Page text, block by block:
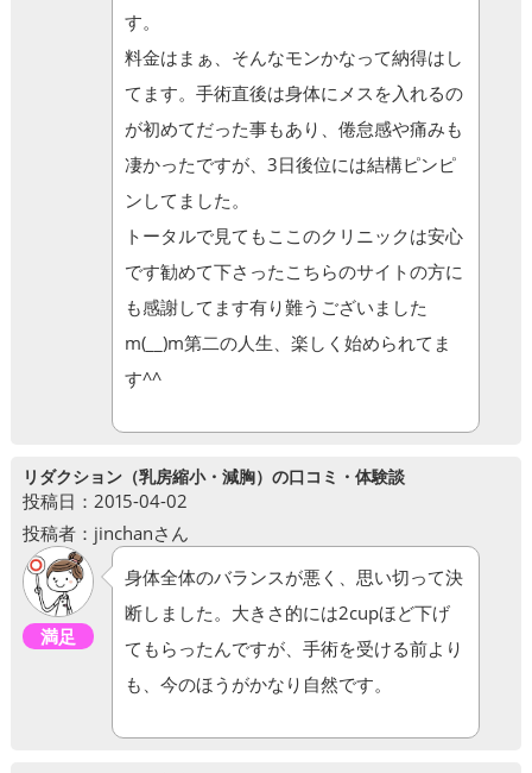
す。
料金はまぁ、そんなモンかなって納得はし
てます。手術直後は身体にメスを入れるの
が初めてだった事もあり、倦怠感や痛みも
凄かったですが、3日後位には結構ピンピ
ンしてました。
トータルで見てもここのクリニックは安心
です勧めて下さったこちらのサイトの方に
も感謝してます有り難うございました
m(__)m第二の人生、楽しく始められてま
す^^
リダクション（乳房縮小・減胸）の口コミ・体験談
投稿日：2015-04-02
投稿者：jinchanさん
満足
身体全体のバランスが悪く、思い切って決
断しました。大きさ的には2cupほど下げ
てもらったんですが、手術を受ける前より
も、今のほうがかなり自然です。